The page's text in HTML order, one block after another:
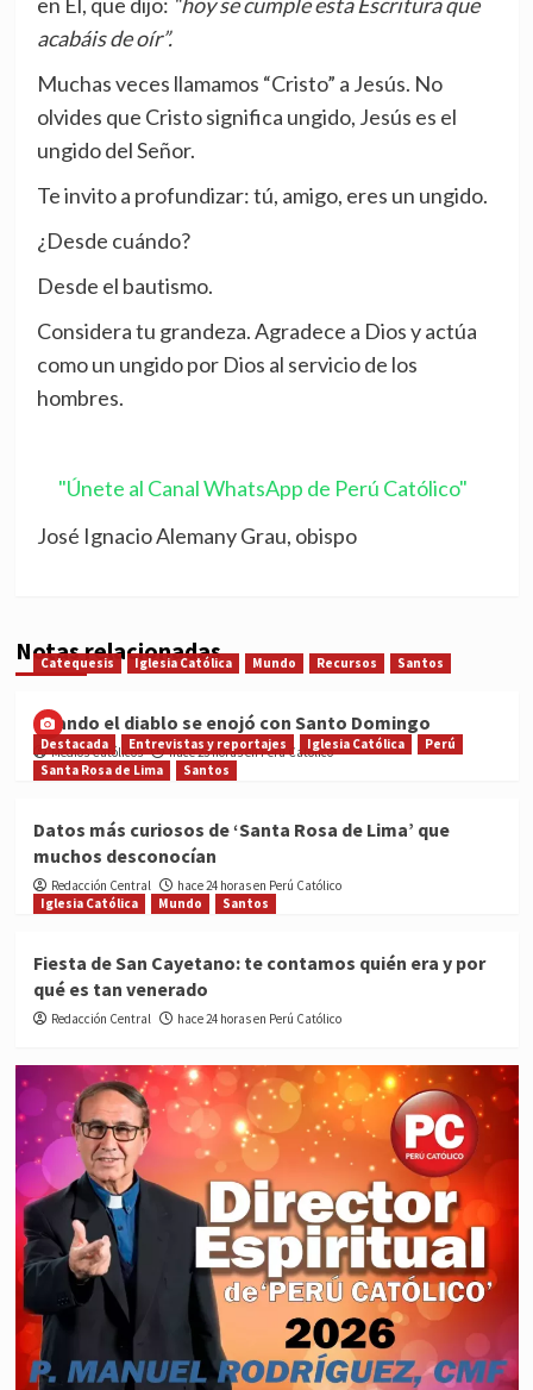
acabáis de oír”.
Muchas veces llamamos “Cristo” a Jesús. No
olvides que Cristo significa ungido, Jesús es el
ungido del Señor.
Te invito a profundizar: tú, amigo, eres un ungido.
¿Desde cuándo?
Desde el bautismo.
Considera tu grandeza. Agradece a Dios y actúa
como un ungido por Dios al servicio de los
hombres.
"Únete al Canal WhatsApp de Perú Católico"
José Ignacio Alemany Grau, obispo
Notas relacionadas
Catequesis Iglesia Católica Mundo Recursos Santos
Cuando el diablo se enojó con Santo Domingo
Medios Católicos hace 23 horas en Perú Católico
Destacada Entrevistas y reportajes Iglesia Católica
Perú
Santa Rosa de Lima
Santos
Datos más curiosos de ‘Santa Rosa de Lima’ que
muchos desconocían
Redacción Central
hace 24 horas en Perú Católico
Iglesia Católica
Mundo Santos
Fiesta de San Cayetano: te contamos quién era y por
qué es tan venerado
Redacción Central hace 24 horas en Perú Católico